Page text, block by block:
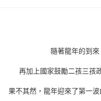
隨著龍年的到來
再加上國家鼓勵二孩三孩
果不其然，龍年迎來了第一波